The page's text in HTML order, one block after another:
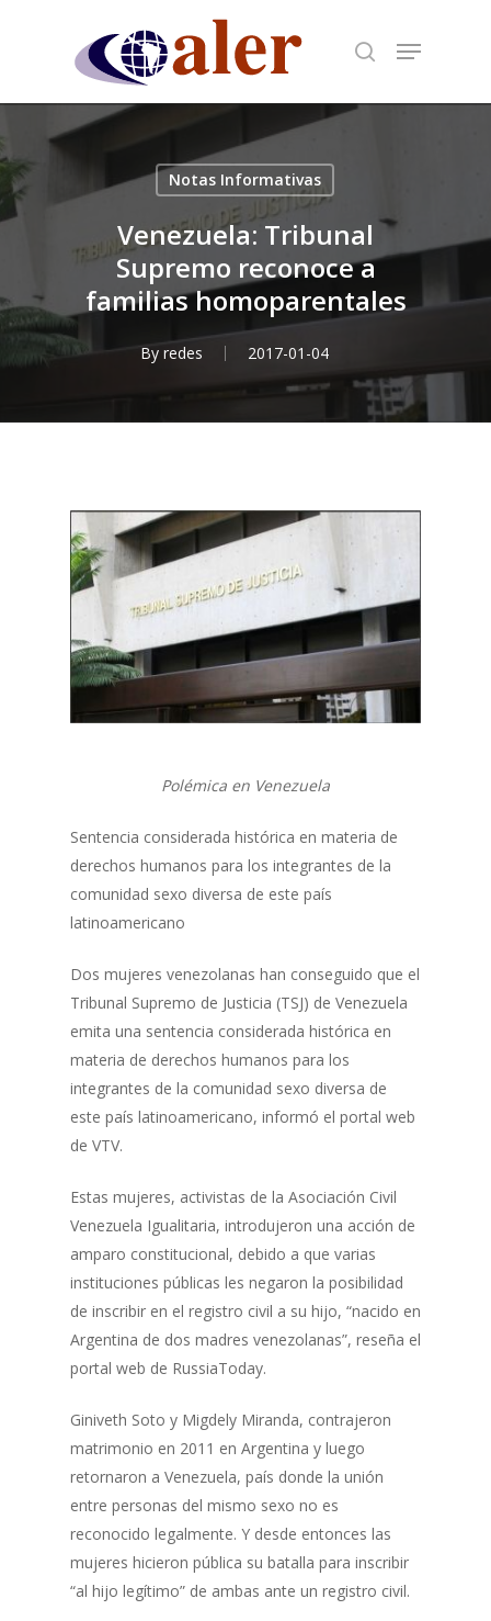
content
Notas Informativas
Venezuela: Tribunal
Supremo reconoce a
familias homoparentales
By redes 2017-01-04
Polémica en Venezuela
Sentencia considerada histórica en materia de
derechos humanos para los integrantes de la
comunidad sexo diversa de este país
latinoamericano
Dos mujeres venezolanas han conseguido que el
Tribunal Supremo de Justicia (TSJ) de Venezuela
emita una sentencia considerada histórica en
materia de derechos humanos para los
integrantes de la comunidad sexo diversa de
este país latinoamericano, informó el portal web
de VTV.
Estas mujeres, activistas de la Asociación Civil
Venezuela Igualitaria, introdujeron una acción de
amparo constitucional, debido a que varias
instituciones públicas les negaron la posibilidad
de inscribir en el registro civil a su hijo, “nacido en
Argentina de dos madres venezolanas”, reseña el
portal web de RussiaToday.
Giniveth Soto y Migdely Miranda, contrajeron
matrimonio en 2011 en Argentina y luego
retornaron a Venezuela, país donde la unión
entre personas del mismo sexo no es
reconocido legalmente. Y desde entonces las
mujeres hicieron pública su batalla para inscribir
“al hijo legítimo” de ambas ante un registro civil.